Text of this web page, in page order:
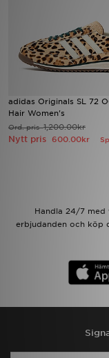
adidas Originals SL 72
Hair Women's
Ord. pris1,200.00kr
Nytt pris 600.00kr
Handla 24/7 med
erbjudanden och köp
Bästsäljare
Sport
Fotboll
Ladda ner appen
Kundservice